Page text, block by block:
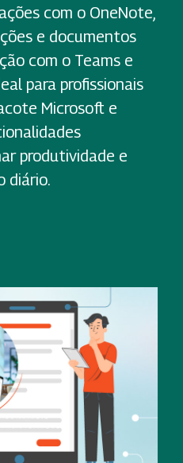
com o OneNote,
e documentos
com o Teams e
para profissionais
Microsoft e
produtividade e
diário.